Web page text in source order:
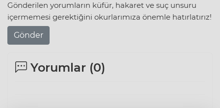
Gönderilen yorumların küfür, hakaret ve suç unsuru
içermemesi gerektiğini okurlarımıza önemle hatırlatırız!
Gönder
Yorumlar (0)